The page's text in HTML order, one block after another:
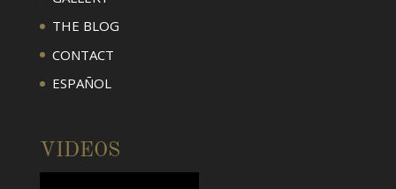
THE BLOG
CONTACT
ESPAÑOL
VIDEOS